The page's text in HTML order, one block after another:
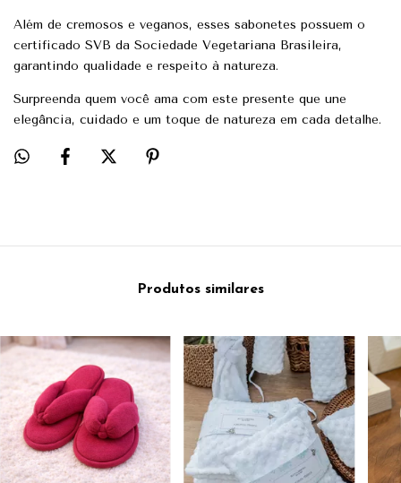
Além de cremosos e veganos, esses sabonetes possuem o
certificado SVB da Sociedade Vegetariana Brasileira,
garantindo qualidade e respeito à natureza.
Surpreenda quem você ama com este presente que une
elegância, cuidado e um toque de natureza em cada detalhe.
Produtos similares